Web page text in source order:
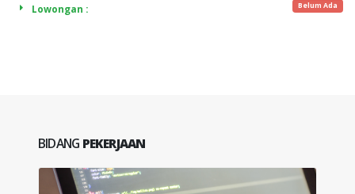
Lowongan : Belum Ada
BIDANG PEKERJAAN